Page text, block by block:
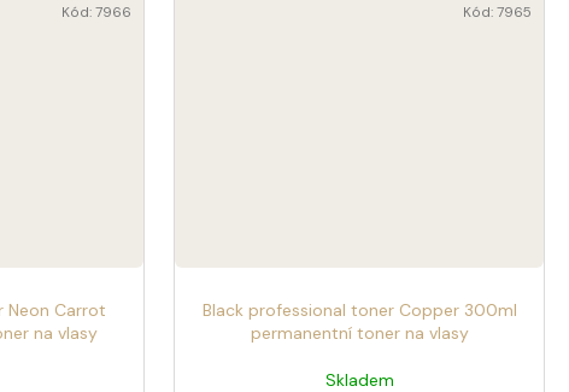
Neon Carrot
na vlasy
Kód:7966
Black professional toner Copper 300ml
permanentní toner na vlasy
Skladem
Kód:7965